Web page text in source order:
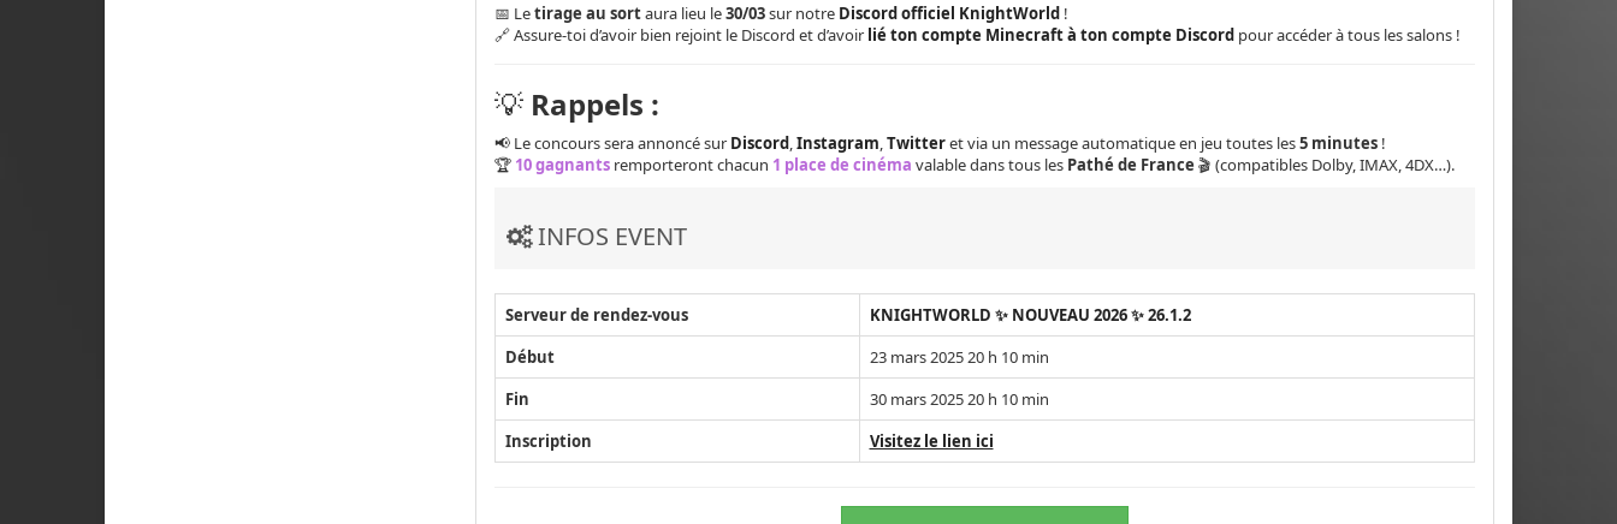
📅 Letirage au sortaura lieu le30/03sur notre Discord officiel KnightWorld!
🔗 Assure-toi d’avoir bien rejoint le Discord et d’avoir lié ton compte Minecraft à ton compte Discordpour accéder à tous les salons !
💡 Rappels :
📢 Le concours sera annoncé sur Discord, Instagram Twitteret via un message automatique en jeu toutes les5 minutes!
🏆 10 gagnantsremporteront chacun 1 place de cinéma valable dans tous les Pathé de France 🎬 (compatibles Dolby, IMAX, 4DX…).
INFOS EVENT
Serveur de rendez-vous
KNIGHTWORLD ✨ NOUVEAU 2026 ✨ 26.1.2
Début
23 mars 2025 20 h 10 min
Fin
30 mars 2025 20 h 10 min
Inscription
Visitez le lien ici